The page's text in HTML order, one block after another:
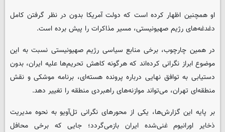
او همچنین اظهار کرده است که دولت آمریکا بدون در نظر گرفتن کامل
دغدغه‌های رژیم صهیونیستی، مسیر مذاکرات را پیش برده است.
در همین چارچوب، برخی منابع سیاسی رژیم صهیونیستی نسبت به این
موضوع ابراز نگرانی کرده‌اند که هرگونه کاهش تحریم‌ها علیه ایران، بدون
دستیابی به توافق نهایی درباره پرونده هسته‌ای، برنامه موشکی و نقش
منطقه‌ای تهران، می‌تواند موازنه‌های راهبردی منطقه را تغییر دهد.
بر پایه این گزارش‌ها، یکی از محورهای نگرانی تل‌آویو به نحوه مدیریت
ذخایر اورانیوم غنی‌شده ایران بازمی‌گردد؛ جایی که برخی محافل